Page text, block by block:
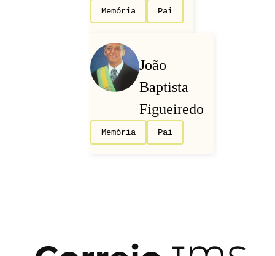
Memória Pai
João
Baptista
Figueiredo
Memória Pai